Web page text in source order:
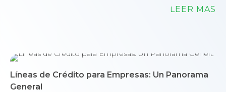
LEER MÁS
Líneas de Crédito para Empresas: Un Panorama
General